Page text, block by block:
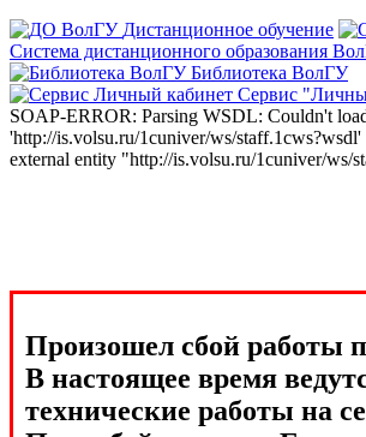
Дистанционное обучение
Система дистанционного образования
Библиотека ВолГУ
Сервис
SOAP-ERROR: Parsing WSDL: Couldn't
'http://is.volsu.ru/1cuniver/ws/staff.1cws?wsdl'
external entity "http://is.volsu.ru/1cuniver/ws/
Произошел сбой работы
В настоящее время
технические работы на